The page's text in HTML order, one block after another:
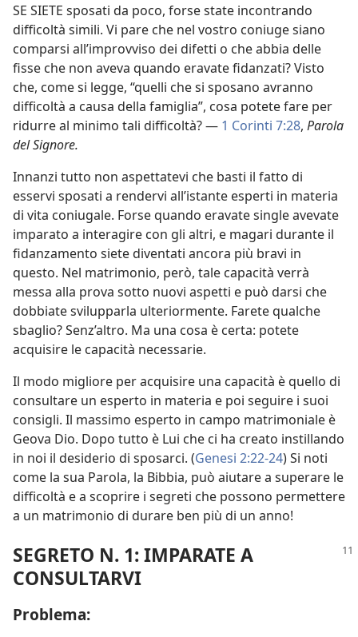
SE SIETE sposati da poco, forse state incontrando
difficoltà simili. Vi pare che nel vostro coniuge siano
comparsi all’improvviso dei difetti o che abbia delle
fisse che non aveva quando eravate fidanzati? Visto
che, come si legge, “quelli che si sposano avranno
difficoltà a causa della famiglia”, cosa potete fare per
ridurre al minimo tali difficoltà? — 1 Corinti 7:28, Parola
del Signore.
Innanzi tutto non aspettatevi che basti il fatto di
esservi sposati a rendervi all’istante esperti in materia
di vita coniugale. Forse quando eravate single avevate
imparato a interagire con gli altri, e magari durante il
fidanzamento siete diventati ancora più bravi in
questo. Nel matrimonio, però, tale capacità verrà
messa alla prova sotto nuovi aspetti e può darsi che
dobbiate svilupparla ulteriormente. Farete qualche
sbaglio? Senz’altro. Ma una cosa è certa: potete
acquisire le capacità necessarie.
Il modo migliore per acquisire una capacità è quello di
consultare un esperto in materia e poi seguire i suoi
consigli. Il massimo esperto in campo matrimoniale è
Geova Dio. Dopo tutto è Lui che ci ha creato instillando
in noi il desiderio di sposarci. (Genesi 2:22-24) Si noti
come la sua Parola, la Bibbia, può aiutare a superare le
difficoltà e a scoprire i segreti che possono permettere
a un matrimonio di durare ben più di un anno!
SEGRETO N. 1: IMPARATE A
CONSULTARVI
Problema: